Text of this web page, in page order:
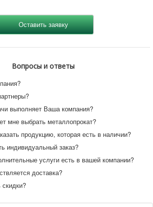
Вопросы и ответы
выполняет Ваша компания?
мне выбрать металлопрокат?
продукцию, которая есть в наличии?
индивидуальный заказ?
услуги есть в вашей компании?
доставка?
скидки?